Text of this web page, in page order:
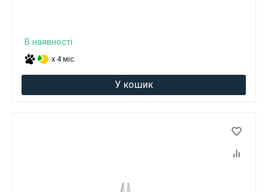
В наявності
x 4 міс.
У кошик